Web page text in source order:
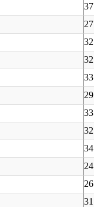
37
27
32
32
33
29
33
32
34
24
26
31